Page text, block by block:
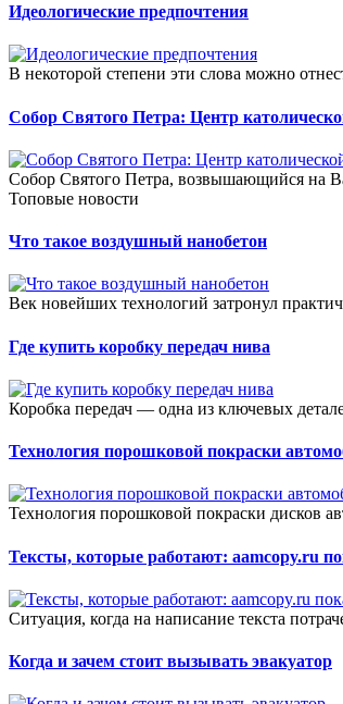
Идеологические предпочтения
В некоторой степени эти слова можно
Собор Святого Петра: Центр
Собор Святого Петра, возвышающийся на
Топовые новости
Что такое воздушный нанобетон
Век новейших технологий затронул
Где купить коробку передач нива
Коробка передач — одна из ключевых
Технология порошковой покраски
Технология порошковой покраски дисков
Тексты, которые работают: aamcopy.ru
Ситуация, когда на написание текста
Когда и зачем стоит вызывать эвакуатор